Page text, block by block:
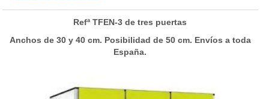
Refª TFEN-3 de tres puertas
Anchos de 30 y 40 cm. Posibilidad de 50 cm. Envíos a toda
España.